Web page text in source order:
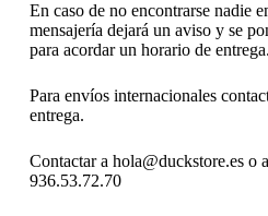
En caso de no encontrarse nadie
mensajería dejará un aviso y se
para acordar un horario de entrega.
Para envíos internacionales
entrega.
Contactar a hola@duckstore.es o
936.53.72.70